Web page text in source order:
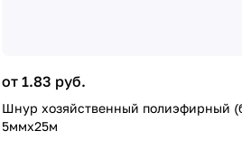
от 1.83 руб.
Шнур хозяйственный полиэфирный
5ммх25м